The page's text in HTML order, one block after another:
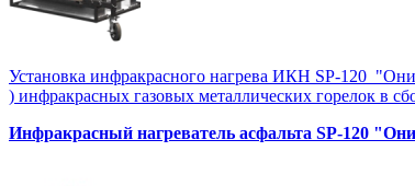
Установка инфракрасного нагрева ИКН SP-120
) инфракрасных газовых металлических горелок в
Инфракрасный нагреватель асфальта SP-120